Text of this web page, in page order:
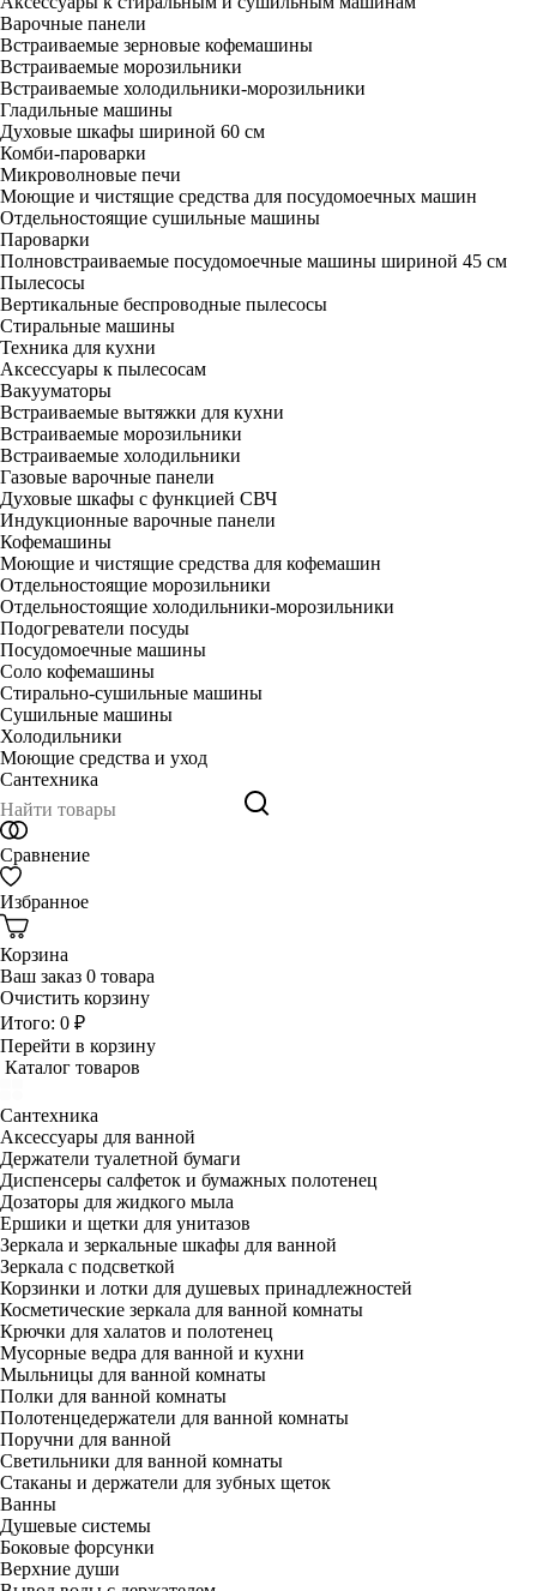
Варочные панели
Встраиваемые зерновые кофемашины
Встраиваемые морозильники
Встраиваемые холодильники-морозильники
Гладильные машины
Духовые шкафы шириной 60 см
Комби-пароварки
Микроволновые печи
Моющие и чистящие средства для посудомоечных машин
Отдельностоящие сушильные машины
Пароварки
Полновстраиваемые посудомоечные машины шириной 45 см
Пылесосы
Вертикальные беспроводные пылесосы
Стиральные машины
Техника для кухни
Аксессуары к пылесосам
Вакууматоры
Встраиваемые вытяжки для кухни
Встраиваемые морозильники
Встраиваемые холодильники
Газовые варочные панели
Духовые шкафы с функцией СВЧ
Индукционные варочные панели
Кофемашины
Моющие и чистящие средства для кофемашин
Отдельностоящие морозильники
Отдельностоящие холодильники-морозильники
Подогреватели посуды
Посудомоечные машины
Соло кофемашины
Стирально-сушильные машины
Сушильные машины
Холодильники
Моющие средства и уход
Сантехника
Сравнение
Избранное
Корзина
Ваш заказ 0 товара
Очистить корзину
Итого: 0 ₽
Перейти в корзину
Каталог товаров
Сантехника
Аксессуары для ванной
Держатели туалетной бумаги
Диспенсеры салфеток и бумажных полотенец
Дозаторы для жидкого мыла
Ершики и щетки для унитазов
Зеркала и зеркальные шкафы для ванной
Зеркала с подсветкой
Корзинки и лотки для душевых принадлежностей
Косметические зеркала для ванной комнаты
Крючки для халатов и полотенец
Мусорные ведра для ванной и кухни
Мыльницы для ванной комнаты
Полки для ванной комнаты
Полотенцедержатели для ванной комнаты
Поручни для ванной
Светильники для ванной комнаты
Стаканы и держатели для зубных щеток
Ванны
Душевые системы
Боковые форсунки
Верхние души